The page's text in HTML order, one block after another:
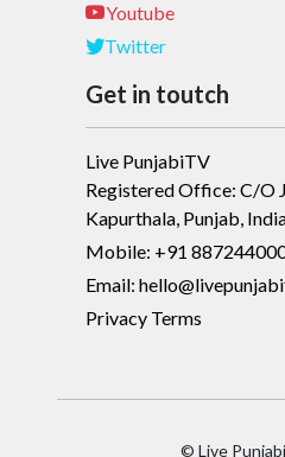
Youtube
Twitter
Get in toutch
Live PunjabiTV
Registered Office: C/O
Kapurthala, Punjab,
Mobile: +91
Email:
Privacy Terms
© Live